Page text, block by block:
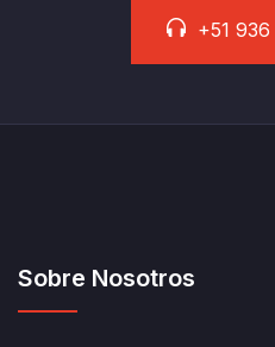
+51
Sobre Nosotros